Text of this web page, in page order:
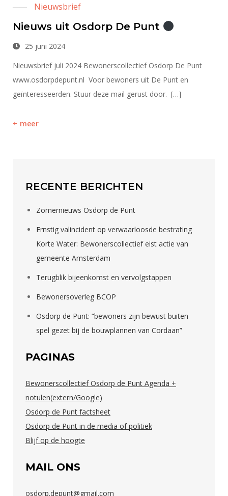
Nieuwsbrief
Nieuws uit Osdorp De Punt
25 juni 2024
Nieuwsbrief juli 2024 Bewonerscollectief Osdorp De Punt
www.osdorpdepunt.nl Voor bewoners uit De Punt en
geïnteresseerden. Stuur deze mail gerust door. […]
meer
RECENTE BERICHTEN
Zomernieuws Osdorp de Punt
Ernstig valincident op verwaarloosde bestrating
Korte Water: Bewonerscollectief eist actie van
gemeente Amsterdam
Terugblik bijeenkomst en vervolgstappen
Bewonersoverleg BCOP
Osdorp de Punt: “bewoners zijn bewust buiten
spel gezet bij de bouwplannen van Cordaan”
PAGINAS
Bewonerscollectief Osdorp de Punt Agenda +
notulen(extern/Google)
Osdorp de Punt factsheet
Osdorp de Punt in de media of politiek
Blijf op de hoogte
MAIL ONS
osdorp.depunt@gmail.com